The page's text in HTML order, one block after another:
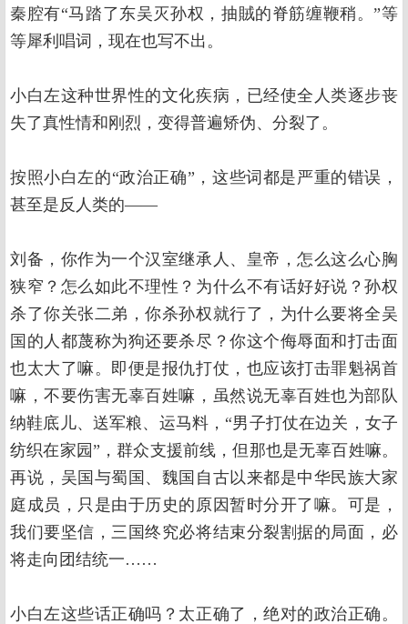
秦腔有“马踏了东吴灭孙权，抽賊的脊筋缠鞭稍。”等
等犀利唱词，现在也写不出。
小白左这种世界性的文化疾病，已经使全人类逐步丧
失了真性情和刚烈，变得普遍矫伪、分裂了。
按照小白左的“政治正确”，这些词都是严重的错误，
甚至是反人类的——
刘备，你作为一个汉室继承人、皇帝，怎么这么心胸
狭窄？怎么如此不理性？为什么不有话好好说？孙权
杀了你关张二弟，你杀孙权就行了，为什么要将全吴
国的人都蔑称为狗还要杀尽？你这个侮辱面和打击面
也太大了嘛。即便是报仇打仗，也应该打击罪魁祸首
嘛，不要伤害无辜百姓嘛，虽然说无辜百姓也为部队
纳鞋底儿、送军粮、运马料，“男子打仗在边关，女子
纺织在家园”，群众支援前线，但那也是无辜百姓嘛。
再说，吴国与蜀国、魏国自古以来都是中华民族大家
庭成员，只是由于历史的原因暂时分开了嘛。可是，
我们要坚信，三国终究必将结束分裂割据的局面，必
将走向团结统一……
小白左这些话正确吗？太正确了，绝对的政治正确。